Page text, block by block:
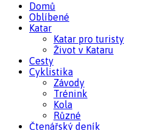
Domů
Oblíbené
Katar
Katar pro turisty
Život v Kataru
Cesty
Cyklistika
Závody
Trénink
Kola
Různé
Čtenářský deník